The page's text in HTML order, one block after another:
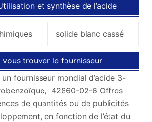
et synthèse de l’acide
solide blanc cassé
vous trouver le fournisseur
fournisseur mondial d’acide 3-
42860-02-6 Offres
de quantités ou de publicités
en fonction de l’état du